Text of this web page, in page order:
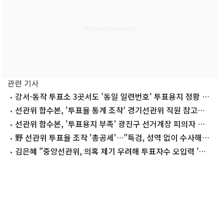
관련 기사
강서·동작 투표소 3곳서도 '동일 일련번호' 투표용지 정황 포
착 선관위 합수본, '투표율 통계 조작' 경기선관위 직원 참고인
조사선관위 합수본, '투표용지 부족' 광진구 선거계장 피의자 소
환 野 선관위 투표율 조작 '총공세'…"특검, 성역 없이 수사해
야"김은혜 "중앙선관위, 의혹 제기 우려해 투표자수 오입력 '분